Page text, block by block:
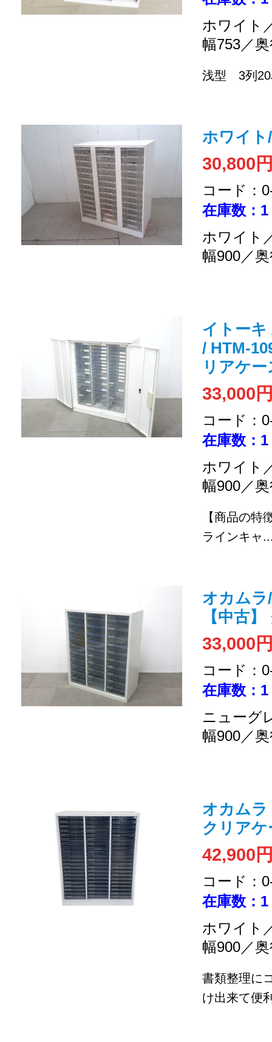
ホワイト
幅753／
浅型 3列20
ホワイト
30,800
コード：
在庫数：1
ホワイト
幅900／
イトー
/ HTM-
リアケー
33,000
コード：
在庫数：1
ホワイト
幅900／
【商品の特
ラインキャ
オカムラ
【中古
33,000
コード：
在庫数：1
ニューグ
幅900／
オカムラ
クリアケ
42,900
コード：
在庫数：1
ホワイト
幅900／
書類整理に
け出来て便